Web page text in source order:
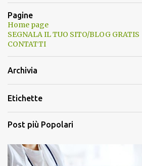
Pagine
Home page
SEGNALA IL TUO SITO/BLOG GRATIS
CONTATTI
Archivia
Etichette
Post più Popolari